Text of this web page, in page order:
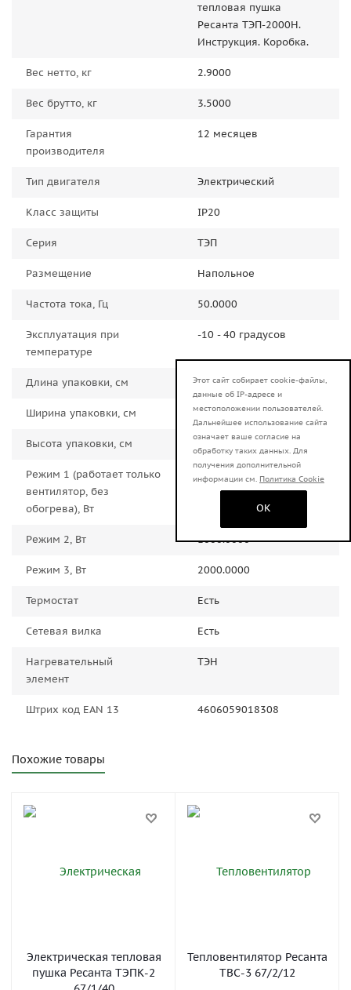
тепловая пушка
Ресанта ТЭП-2000Н.
Инструкция. Коробка.
Вес нетто, кг 2.9000
Вес брутто, кг 3.5000
Гарантия
производителя
12 месяцев
Тип двигателя Электрический
Класс защиты IP20
Серия ТЭП
Размещение Напольное
Частота тока, Гц 50.0000
Эксплуатация при
температуре
-10 - 40 градусов
Длина упаковки, см 31.0000
Ширина упаковки, см 21.0000
Высота упаковки, см 22.0000
Режим 1 (работает только
вентилятор, без
обогрева), Вт
25.0000
Режим 2, Вт 1000.0000
Режим 3, Вт 2000.0000
Термостат Есть
Сетевая вилка Есть
Нагревательный
элемент
ТЭН
Штрих код EAN 13 4606059018308
Похожие товары
Электрическая тепловая
пушка Ресанта ТЭПК-2
Тепловентилятор Ресанта
ТВС-3 67/2/12
Этот сайт собирает cookie-файлы,
данные об IP-адресе и
местоположении пользователей.
Дальнейшее использование сайта
означает ваше согласие на
обработку таких данных. Для
получения дополнительной
информации см. Политика Cookie
OK